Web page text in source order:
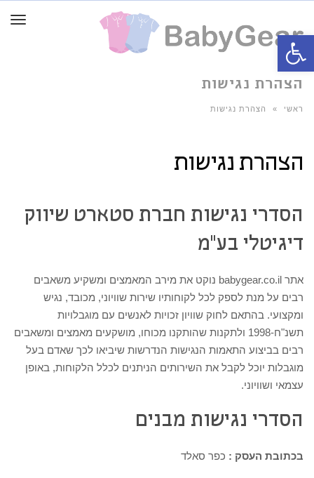
הצהרת נגישות
ראשי » הצהרת נגישות
הצהרת נגישות
הסדרי נגישות חברת סטארט שיווק
דיגיטלי בע"מ
אתר babygear.co.il נוקט את מירב המאמצים ומשקיע משאבים
רבים על מנת לספק לכל לקוחותיו שירות שוויוני, מכובד, נגיש
ומקצועי. בהתאם לחוק שוויון זכויות לאנשים עם מוגבלויות
תשנ"ח-1998 ולתקנות שהותקנו מכוחו, מושקעים מאמצים ומשאבים
רבים בביצוע התאמות הנגישות הנדרשות שיביאו לכך שאדם בעל
מוגבלות יוכל לקבל את השירותים הניתנים לכלל הלקוחות, באופן
עצמאי ושוויוני.
הסדרי נגישות מבנים
בכתובת העסק : כפר סאלד
פתח סרגל נגישות